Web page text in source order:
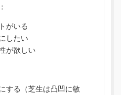
：
がいる
したい
が欲しい
する（芝生は凸凹に敏